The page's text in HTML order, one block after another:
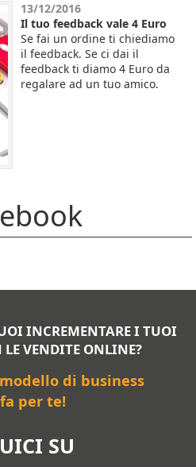
13/12/2016
Il tuo feedback vale 4 Euro
Se fai un ordine ti chiediamo
il feedback. Se ci dai il
feedback ti diamo 4 Euro da
regalare ad un tuo amico.
INCREMENTARE I TUOI
VENDITE ONLINE?
di business
per te!
SU